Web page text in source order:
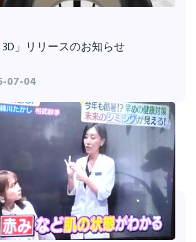
」リリースのお知らせ
07-04